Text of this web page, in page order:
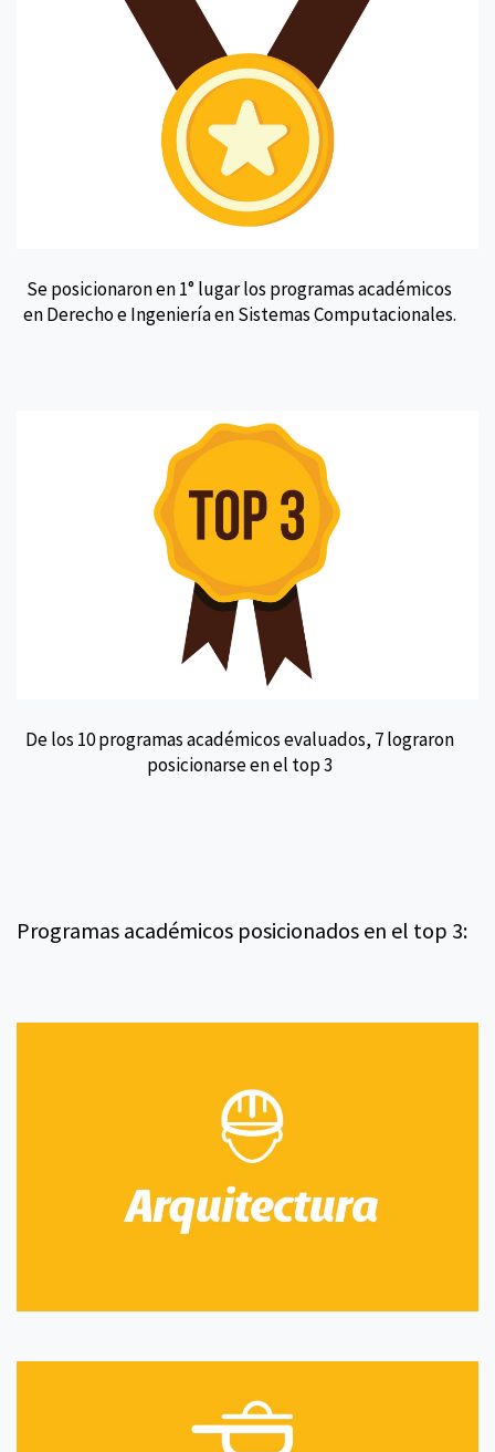
Se posicionaron en 1° lugar los programas académicos
en Derecho e Ingeniería en Sistemas Computacionales.
De los 10 programas académicos evaluados, 7 lograron
posicionarse en el top 3
Programas académicos posicionados en el top 3: